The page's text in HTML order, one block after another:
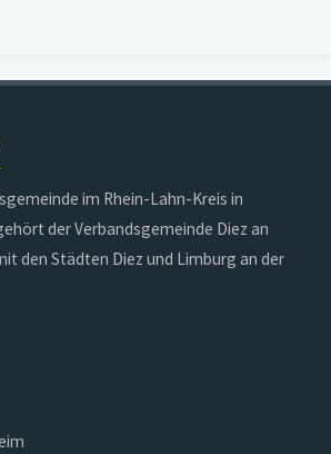
im Rhein-Lahn-Kreis in
der Verbandsgemeinde Diez an
den Städten Diez und Limburg an der